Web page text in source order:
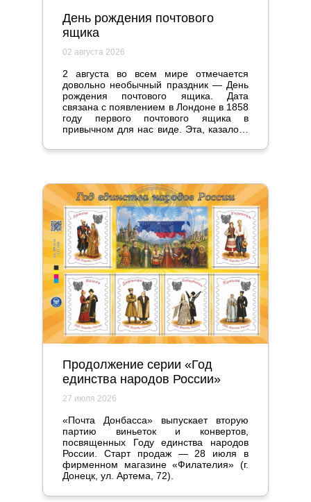
День рождения почтового
ящика
02 августа 2026
2 августа во всем мире отмечается
довольно необычный праздник — День
рождения почтового ящика. Дата
связана с появлением в Лондоне в 1858
году первого почтового ящика в
привычном для нас виде. Эта, казалось
и серьезно повлияла на жизнь
Продолжение серии «Год
единства народов России»
27 июля 2026
«Почта Донбасса» выпускает вторую
партию виньеток и конвертов,
посвященных Году единства народов
России. Старт продаж — 28 июля в
фирменном магазине «Филателия» (г.
Донецк, ул. Артема, 72).